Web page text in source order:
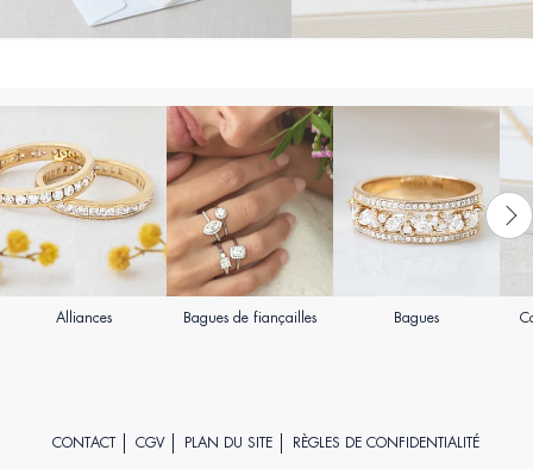
Alliances Bagues de fiançailles Bagues
CONTACT CGV PLAN DU SITE RÈGLES DE CONFIDENTIALITÉ